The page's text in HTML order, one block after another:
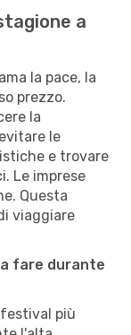
a
la pace, la
prezzo.
la
le
e trovare
Le imprese
Questa
viaggiare
fare durante
più